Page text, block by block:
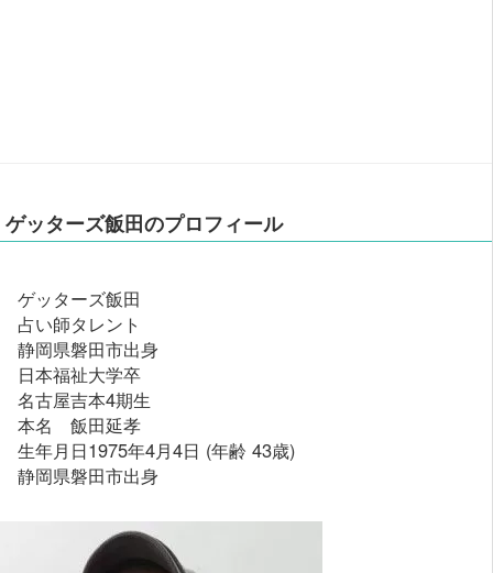
ゲッターズ飯田のプロフィール
ゲッターズ飯田
占い師タレント
静岡県磐田市出身
日本福祉大学卒
名古屋吉本4期生
本名 飯田延孝
生年月日1975年4月4日 (年齢 43歳)
静岡県磐田市出身